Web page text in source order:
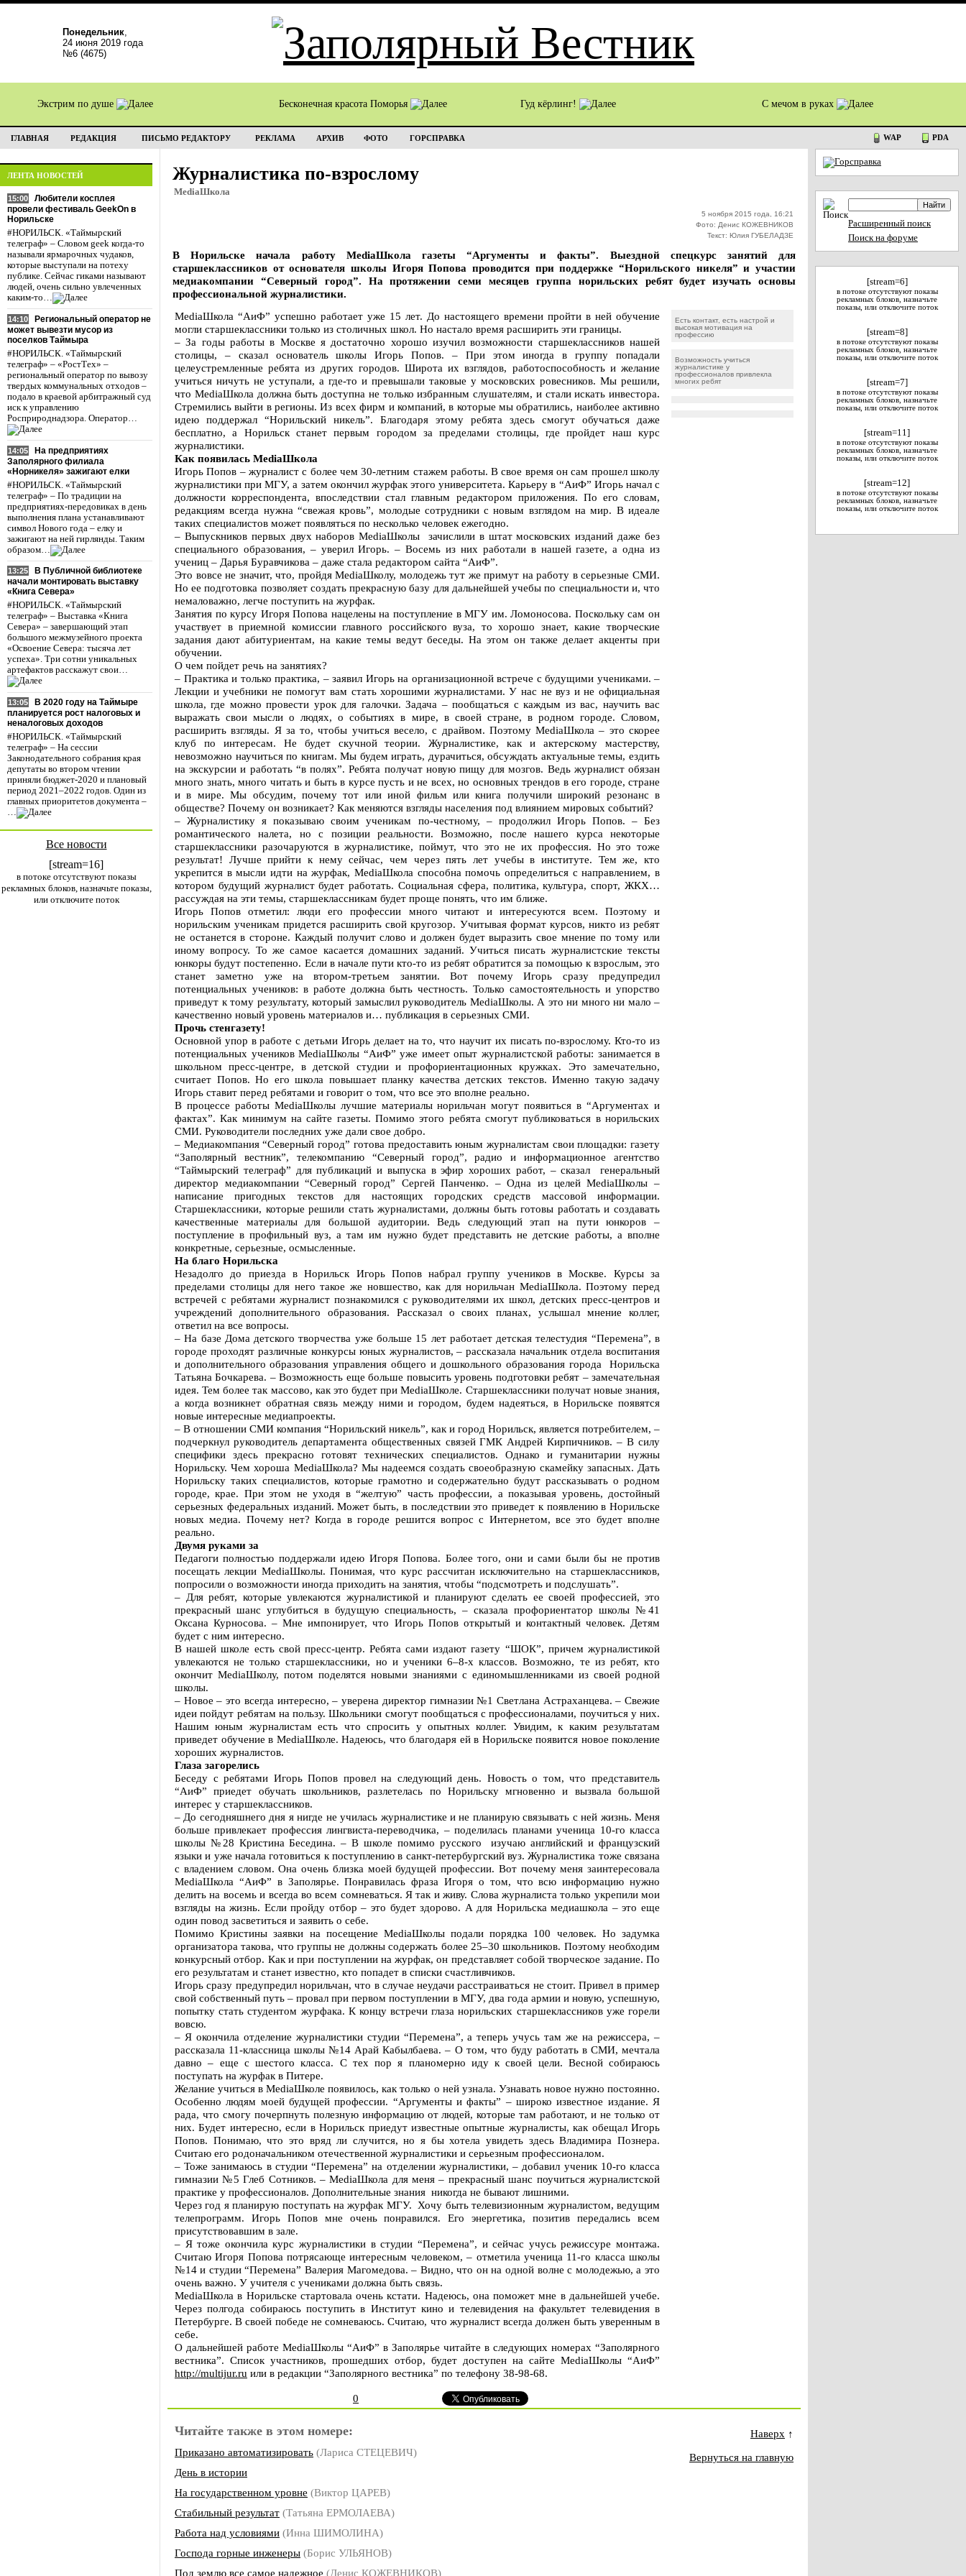
Понедельник,
24 июня 2019 года
№6 (4675)
Экстрим по душе Бесконечная красота Поморья Гуд кёрлинг! С мечом в руках
ГЛАВНАЯ РЕДАКЦИЯ ПИСЬМО РЕДАКТОРУ РЕКЛАМА АРХИВ ФОТО ГОРСПРАВКА WAP PDA
ЛЕНТА НОВОСТЕЙ
15:00
Любители косплея
провели фестиваль GeekOn в
Норильске
#НОРИЛЬСК. «Таймырский
телеграф» – Словом geek когда-то
называли ярмарочных чудаков,
которые выступали на потеху
публике. Сейчас гиками называют
людей, очень сильно увлеченных
каким-то…
14:10
Региональный оператор не
может вывезти мусор из
поселков Таймыра
#НОРИЛЬСК. «Таймырский
телеграф» – «РостТех» –
региональный оператор по вывозу
твердых коммунальных отходов –
подало в краевой арбитражный суд
иск к управлению
Росприроднадзора. Оператор…
14:05
На предприятиях
Заполярного филиала
«Норникеля» зажигают елки
#НОРИЛЬСК. «Таймырский
телеграф» – По традиции на
предприятиях-передовиках в день
выполнения плана устанавливают
символ Нового года – елку и
зажигают на ней гирлянды. Таким
образом…
13:25
В Публичной библиотеке
начали монтировать выставку
«Книга Севера»
#НОРИЛЬСК. «Таймырский
телеграф» – Выставка «Книга
Севера» – завершающий этап
большого межмузейного проекта
«Освоение Севера: тысяча лет
успеха». Три сотни уникальных
артефактов расскажут свои…
13:05
В 2020 году на Таймыре
планируется рост налоговых и
неналоговых доходов
#НОРИЛЬСК. «Таймырский
телеграф» – На сессии
Законодательного собрания края
депутаты во втором чтении
приняли бюджет-2020 и плановый
период 2021–2022 годов. Один из
главных приоритетов документа –
…
Все новости
[stream=16]
в потоке отсутствуют показы
рекламных блоков, назначьте показы,
или отключите поток
Журналистика по-взрослому
MediaШкола
5 ноября 2015 года, 16:21
Фото: Денис КОЖЕВНИКОВ
Текст: Юлия ГУБЕЛАДЗЕ
В Норильске начала работу MediaШкола газеты “Аргументы и факты”. Выездной спецкурс занятий для
старшеклассников от основателя школы Игоря Попова проводится при поддержке “Норильского никеля” и участии
медиакомпании “Северный город”. На протяжении семи месяцев группа норильских ребят будет изучать основы
профессиональной журналистики.
MediaШкола “АиФ” успешно работает уже 15 лет. До настоящего времени пройти в ней обучение
могли старшеклассники только из столичных школ. Но настало время расширить эти границы.
– За годы работы в Москве я достаточно хорошо изучил возможности старшеклассников нашей
столицы, – сказал основатель школы Игорь Попов. – При этом иногда в группу попадали
целеустремленные ребята из других городов. Широта их взглядов, работоспособность и желание
учиться ничуть не уступали, а где-то и превышали таковые у московских ровесников. Мы решили,
что MediaШкола должна быть доступна не только избранным слушателям, и стали искать инвестора.
Стремились выйти в регионы. Из всех фирм и компаний, в которые мы обратились, наиболее активно
идею поддержал “Норильский никель”. Благодаря этому ребята здесь смогут обучаться даже
бесплатно, а Норильск станет первым городом за пределами столицы, где пройдет наш курс
журналистики.
Как появилась MediaШкола
Игорь Попов – журналист с более чем 30-летним стажем работы. В свое время он сам прошел школу
журналистики при МГУ, а затем окончил журфак этого университета. Карьеру в “АиФ” Игорь начал с
должности корреспондента, впоследствии стал главным редактором приложения. По его словам,
редакциям всегда нужна “свежая кровь”, молодые сотрудники с новым взглядом на мир. В идеале
таких специалистов может появляться по несколько человек ежегодно.
– Выпускников первых двух наборов MediaШколы зачислили в штат московских изданий даже без
специального образования, – уверил Игорь. – Восемь из них работали в нашей газете, а одна из
учениц – Дарья Буравчикова – даже стала редактором сайта “АиФ”.
Это вовсе не значит, что, пройдя MediaШколу, молодежь тут же примут на работу в серьезные СМИ.
Но ее подготовка позволяет создать прекрасную базу для дальнейшей учебы по специальности и, что
немаловажно, легче поступить на журфак.
Занятия по курсу Игоря Попова нацелены на поступление в МГУ им. Ломоносова. Поскольку сам он
участвует в приемной комиссии главного российского вуза, то хорошо знает, какие творческие
задания дают абитуриентам, на какие темы ведут беседы. На этом он также делает акценты при
обучении.
О чем пойдет речь на занятиях?
– Практика и только практика, – заявил Игорь на организационной встрече с будущими учениками. –
Лекции и учебники не помогут вам стать хорошими журналистами. У нас не вуз и не официальная
школа, где можно провести урок для галочки. Задача – пообщаться с каждым из вас, научить вас
выражать свои мысли о людях, о событиях в мире, в своей стране, в родном городе. Словом,
расширить взгляды. Я за то, чтобы учиться весело, с драйвом. Поэтому MediaШкола – это скорее
клуб по интересам. Не будет скучной теории. Журналистике, как и актерскому мастерству,
невозможно научиться по книгам. Мы будем играть, дурачиться, обсуждать актуальные темы, ездить
на экскурсии и работать “в полях”. Ребята получат новую пищу для мозгов. Ведь журналист обязан
много знать, много читать и быть в курсе пусть и не всех, но основных трендов в его городе, стране
и в мире. Мы обсудим, почему тот или иной фильм или книга получили широкий резонанс в
обществе? Почему он возникает? Как меняются взгляды населения под влиянием мировых событий?
– Журналистику я показываю своим ученикам по-честному, – продолжил Игорь Попов. – Без
романтического налета, но с позиции реальности. Возможно, после нашего курса некоторые
старшеклассники разочаруются в журналистике, поймут, что это не их профессия. Но это тоже
результат! Лучше прийти к нему сейчас, чем через пять лет учебы в институте. Тем же, кто
укрепится в мысли идти на журфак, MediaШкола способна помочь определиться с направлением, в
котором будущий журналист будет работать. Социальная сфера, политика, культура, спорт, ЖКХ…
рассуждая на эти темы, старшеклассникам будет проще понять, что им ближе.
Игорь Попов отметил: люди его профессии много читают и интересуются всем. Поэтому и
норильским ученикам придется расширить свой кругозор. Учитывая формат курсов, никто из ребят
не останется в стороне. Каждый получит слово и должен будет выразить свое мнение по тому или
иному вопросу. То же самое касается домашних заданий. Учиться писать журналистские тексты
юнкоры будут постепенно. Если в начале пути кто-то из ребят обратится за помощью к взрослым, это
станет заметно уже на втором-третьем занятии. Вот почему Игорь сразу предупредил
потенциальных учеников: в работе должна быть честность. Только самостоятельность и упорство
приведут к тому результату, который замыслил руководитель MediaШколы. А это ни много ни мало –
качественно новый уровень материалов и… публикация в серьезных СМИ.
Прочь стенгазету!
Основной упор в работе с детьми Игорь делает на то, что научит их писать по-взрослому. Кто-то из
потенциальных учеников MediaШколы “АиФ” уже имеет опыт журналистской работы: занимается в
школьном пресс-центре, в детской студии и профориентационных кружках. Это замечательно,
считает Попов. Но его школа повышает планку качества детских текстов. Именно такую задачу
Игорь ставит перед ребятами и говорит о том, что все это вполне реально.
В процессе работы MediaШколы лучшие материалы норильчан могут появиться в “Аргументах и
фактах”. Как минимум на сайте газеты. Помимо этого ребята смогут публиковаться в норильских
СМИ. Руководители последних уже дали свое добро.
– Медиакомпания “Северный город” готова предоставить юным журналистам свои площадки: газету
“Заполярный вестник”, телекомпанию “Северный город”, радио и информационное агентство
“Таймырский телеграф” для публикаций и выпуска в эфир хороших работ, – сказал генеральный
директор медиакомпании “Северный город” Сергей Панченко. – Одна из целей MediaШколы –
написание пригодных текстов для настоящих городских средств массовой информации.
Старшеклассники, которые решили стать журналистами, должны быть готовы работать и создавать
качественные материалы для большой аудитории. Ведь следующий этап на пути юнкоров –
поступление в профильный вуз, а там им нужно будет представить не детские работы, а вполне
конкретные, серьезные, осмысленные.
На благо Норильска
Незадолго до приезда в Норильск Игорь Попов набрал группу учеников в Москве. Курсы за
пределами столицы для него такое же новшество, как для норильчан MediaШкола. Поэтому перед
встречей с ребятами журналист познакомился с руководителями их школ, детских пресс-центров и
учреждений дополнительного образования. Рассказал о своих планах, услышал мнение коллег,
ответил на все вопросы.
– На базе Дома детского творчества уже больше 15 лет работает детская телестудия “Перемена”, в
городе проходят различные конкурсы юных журналистов, – рассказала начальник отдела воспитания
и дополнительного образования управления общего и дошкольного образования города Норильска
Татьяна Бочкарева. – Возможность еще больше повысить уровень подготовки ребят – замечательная
идея. Тем более так массово, как это будет при MediaШколе. Старшеклассники получат новые знания,
а когда возникнет обратная связь между ними и городом, будем надеяться, в Норильске появятся
новые интересные медиапроекты.
– В отношении СМИ компания “Норильский никель”, как и город Норильск, является потребителем, –
подчеркнул руководитель департамента общественных связей ГМК Андрей Кирпичников. – В силу
специфики здесь прекрасно готовят технических специалистов. Однако и гуманитарии нужны
Норильску. Чем хороша MediaШкола? Мы надеемся создать своеобразную скамейку запасных. Дать
Норильску таких специалистов, которые грамотно и содержательно будут рассказывать о родном
городе, крае. При этом не уходя в “желтую” часть профессии, а показывая уровень, достойный
серьезных федеральных изданий. Может быть, в последствии это приведет к появлению в Норильске
новых медиа. Почему нет? Когда в городе решится вопрос с Интернетом, все это будет вполне
реально.
Двумя руками за
Педагоги полностью поддержали идею Игоря Попова. Более того, они и сами были бы не против
посещать лекции MediaШколы. Понимая, что курс рассчитан исключительно на старшеклассников,
попросили о возможности иногда приходить на занятия, чтобы “подсмотреть и подслушать”.
– Для ребят, которые увлекаются журналистикой и планируют сделать ее своей профессией, это
прекрасный шанс углубиться в будущую специальность, – сказала профориентатор школы №41
Оксана Курносова. – Мне импонирует, что Игорь Попов открытый и контактный человек. Детям
будет с ним интересно.
В нашей школе есть свой пресс-центр. Ребята сами издают газету “ШОК”, причем журналистикой
увлекаются не только старшеклассники, но и ученики 6–8-х классов. Возможно, те из ребят, кто
окончит MediaШколу, потом поделятся новыми знаниями с единомышленниками из своей родной
школы.
– Новое – это всегда интересно, – уверена директор гимназии №1 Светлана Астраханцева. – Свежие
идеи пойдут ребятам на пользу. Школьники смогут пообщаться с профессионалами, поучиться у них.
Нашим юным журналистам есть что спросить у опытных коллег. Увидим, к каким результатам
приведет обучение в MediaШколе. Надеюсь, что благодаря ей в Норильске появится новое поколение
хороших журналистов.
Глаза загорелись
Беседу с ребятами Игорь Попов провел на следующий день. Новость о том, что представитель
“АиФ” приедет обучать школьников, разлетелась по Норильску мгновенно и вызвала большой
интерес у старшеклассников.
– До сегодняшнего дня я нигде не училась журналистике и не планирую связывать с ней жизнь. Меня
больше привлекает профессия лингвиста-переводчика, – поделилась планами ученица 10-го класса
школы №28 Кристина Беседина. – В школе помимо русского изучаю английский и французский
языки и уже начала готовиться к поступлению в санкт-петербургский вуз. Журналистика тоже связана
с владением словом. Она очень близка моей будущей профессии. Вот почему меня заинтересовала
MediaШкола “АиФ” в Заполярье. Понравилась фраза Игоря о том, что всю информацию нужно
делить на восемь и всегда во всем сомневаться. Я так и живу. Слова журналиста только укрепили мои
взгляды на жизнь. Если пройду отбор – это будет здорово. А для Норильска медиашкола – это еще
один повод засветиться и заявить о себе.
Помимо Кристины заявки на посещение MediaШколы подали порядка 100 человек. Но задумка
организатора такова, что группы не должны содержать более 25–30 школьников. Поэтому необходим
конкурсный отбор. Как и при поступлении на журфак, он представляет собой творческое задание. По
его результатам и станет известно, кто попадет в списки счастливчиков.
Игорь сразу предупредил норильчан, что в случае неудачи расстраиваться не стоит. Привел в пример
свой собственный путь – провал при первом поступлении в МГУ, два года армии и новую, успешную,
попытку стать студентом журфака. К концу встречи глаза норильских старшеклассников уже горели
вовсю.
– Я окончила отделение журналистики студии “Перемена”, а теперь учусь там же на режиссера, –
рассказала 11-классница школы №14 Арай Кабылбаева. – О том, что буду работать в СМИ, мечтала
давно – еще с шестого класса. С тех пор я планомерно иду к своей цели. Весной собираюсь
поступать на журфак в Питере.
Желание учиться в MediaШколе появилось, как только о ней узнала. Узнавать новое нужно постоянно.
Особенно людям моей будущей профессии. “Аргументы и факты” – широко известное издание. Я
рада, что смогу почерпнуть полезную информацию от людей, которые там работают, и не только от
них. Будет интересно, если в Норильск приедут известные опытные журналисты, как обещал Игорь
Попов. Понимаю, что это вряд ли случится, но я бы хотела увидеть здесь Владимира Познера.
Считаю его родоначальником отечественной журналистики и серьезным профессионалом.
– Тоже занимаюсь в студии “Перемена” на отделении журналистики, – добавил ученик 10-го класса
гимназии №5 Глеб Сотников. – MediaШкола для меня – прекрасный шанс поучиться журналистской
практике у профессионалов. Дополнительные знания никогда не бывают лишними.
Через год я планирую поступать на журфак МГУ. Хочу быть телевизионным журналистом, ведущим
телепрограмм. Игорь Попов мне очень понравился. Его энергетика, позитив передались всем
присутствовавшим в зале.
– Я тоже окончила курс журналистики в студии “Перемена”, и сейчас учусь режиссуре монтажа.
Считаю Игоря Попова потрясающе интересным человеком, – отметила ученица 11-го класса школы
№14 и студии “Перемена” Валерия Магомедова. – Видно, что он на одной волне с молодежью, а это
очень важно. У учителя с учениками должна быть связь.
MediaШкола в Норильске стартовала очень кстати. Надеюсь, она поможет мне в дальнейшей учебе.
Через полгода собираюсь поступить в Институт кино и телевидения на факультет телевидения в
Петербурге. В своей победе не сомневаюсь. Считаю, что журналист всегда должен быть уверенным в
себе.
О дальнейшей работе MediaШколы “АиФ” в Заполярье читайте в следующих номерах “Заполярного
вестника”. Список участников, прошедших отбор, будет доступен на сайте MediaШколы “АиФ”
http://multijur.ru или в редакции “Заполярного вестника” по телефону 38-98-68.
Есть контакт, есть настрой и
высокая мотивация на
профессию
Возможность учиться
журналистике у
профессионалов привлекла
многих ребят
0
Читайте также в этом номере:
Приказано автоматизировать (Лариса СТЕЦЕВИЧ)
День в истории
На государственном уровне (Виктор ЦАРЕВ)
Стабильный результат (Татьяна ЕРМОЛАЕВА)
Работа над условиями (Инна ШИМОЛИНА)
Господа горные инженеры (Борис УЛЬЯНОВ)
Под землю все самое надежное (Денис КОЖЕВНИКОВ)
Наверх ↑
Вернуться на главную
Расширенный поиск
Поиск на форуме
[stream=6]
в потоке отсутствуют показы
рекламных блоков, назначьте
показы, или отключите поток
[stream=8]
в потоке отсутствуют показы
рекламных блоков, назначьте
показы, или отключите поток
[stream=7]
в потоке отсутствуют показы
рекламных блоков, назначьте
показы, или отключите поток
[stream=11]
в потоке отсутствуют показы
рекламных блоков, назначьте
показы, или отключите поток
[stream=12]
в потоке отсутствуют показы
рекламных блоков, назначьте
показы, или отключите поток